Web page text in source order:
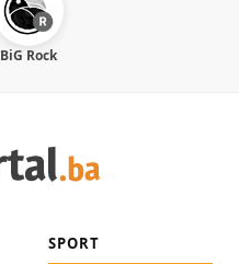
BiG Rock
SPORT